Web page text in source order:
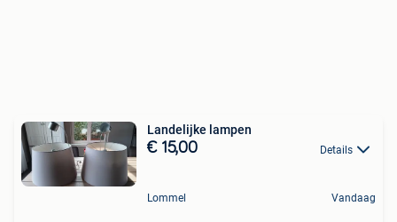
Landelijke lampen
€ 15,00 Details
Lommel Vandaag